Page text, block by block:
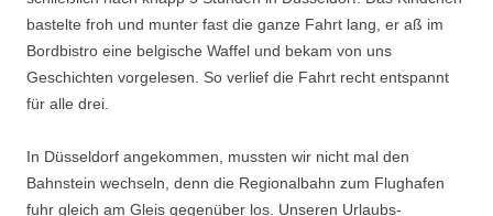
bastelte froh und munter fast die ganze Fahrt lang, er aß im
Bordbistro eine belgische Waffel und bekam von uns
Geschichten vorgelesen. So verlief die Fahrt recht entspannt
für alle drei.
In Düsseldorf angekommen, mussten wir nicht mal den
Bahnstein wechseln, denn die Regionalbahn zum Flughafen
fuhr gleich am Gleis gegenüber los. Unseren Urlaubs-